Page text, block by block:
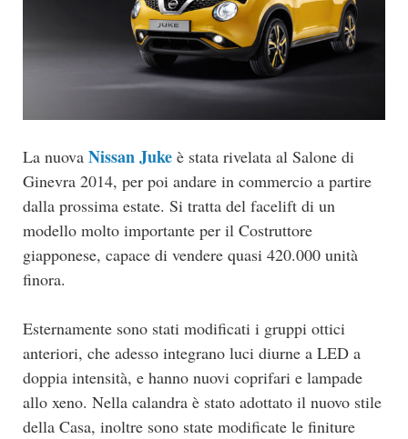
La nuova Nissan Juke è stata rivelata al Salone di
Ginevra 2014, per poi andare in commercio a partire
dalla prossima estate. Si tratta del facelift di un
modello molto importante per il Costruttore
giapponese, capace di vendere quasi 420.000 unità
finora.
Esternamente sono stati modificati i gruppi ottici
anteriori, che adesso integrano luci diurne a LED a
doppia intensità, e hanno nuovi coprifari e lampade
allo xeno. Nella calandra è stato adottato il nuovo stile
della Casa, inoltre sono state modificate le finiture